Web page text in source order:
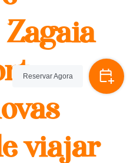
viajar
Reservar Agora